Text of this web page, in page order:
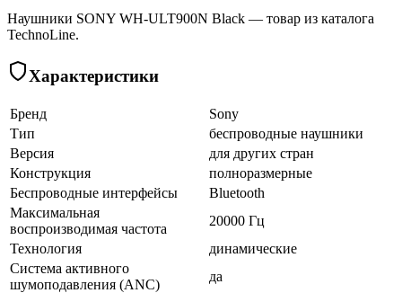
Наушники SONY WH-ULT900N Black — товар из каталога
TechnoLine.
Характеристики
Бренд
Sony
Тип
беспроводные наушники
Версия
для других стран
Конструкция
полноразмерные
Беспроводные интерфейсы
Bluetooth
Максимальная
воспроизводимая частота
20000 Гц
Технология
динамические
Система активного
шумоподавления (ANC)
да